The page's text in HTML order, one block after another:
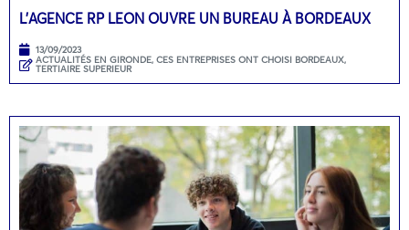
L’AGENCE RP LEON OUVRE UN BUREAU À BORDEAUX
13/09/2023
ACTUALITÉS EN GIRONDE, CES ENTREPRISES ONT CHOISI BORDEAUX,
TERTIAIRE SUPERIEUR